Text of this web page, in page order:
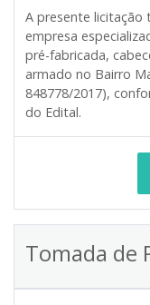
A presente
empresa
pré-fabricada,
armado no Bairro
848778/2017),
do Edital.
Tomada de